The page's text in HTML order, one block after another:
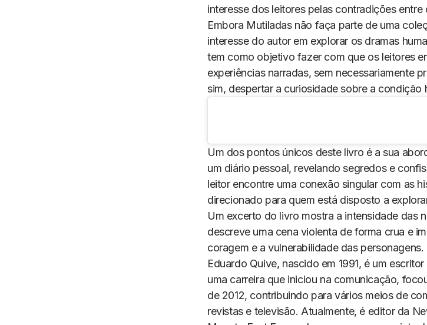
interesse dos leitores pelas contradições
Embora Mutiladasnão faça parte de uma
interesse do autor em explorar os dramas
tem como objetivo fazer com que os leitores
experiências narradas, sem necessariamente
sim, despertar a curiosidade sobre a condição
Um dos pontos únicos deste livro é a sua
um diário pessoal, revelando segredos e
leitor encontre uma conexão singular com as
direcionado para quem está disposto a
Um excerto do livro mostra a intensidade das
descreve uma cena violenta de forma crua e
coragem e a vulnerabilidade das personagens.
Eduardo Quive, nascido em 1991, é um
uma carreira que iniciou na comunicação,
de 2012, contribuindo para vários meios de
revistas e televisão. Atualmente, é editor da